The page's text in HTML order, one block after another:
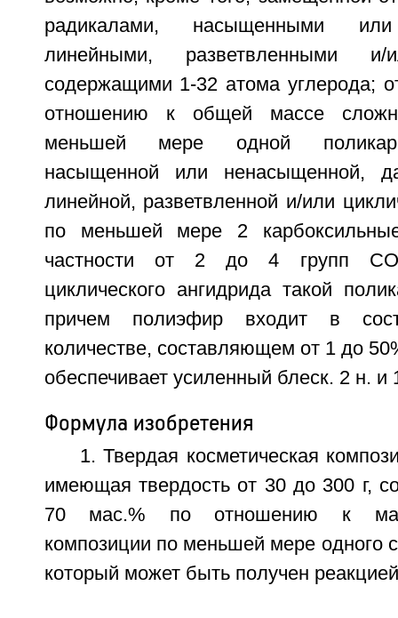
радикалами, насыщенными
линейными, разветвленными и/
содержащими 1-32 атома углерода;
отношению к общей массе
меньшей мере одной
насыщенной или ненасыщенной,
линейной, разветвленной и/или
по меньшей мере 2
частности от 2 до 4 групп
циклического ангидрида такой
причем полиэфир входит в
количестве, составляющем от 1 до
обеспечивает усиленный блеск. 2 н.
Формула изобретения
1. Твердая косметическая
имеющая твердость от 30 до 300 г,
70 мас.% по отношению к
композиции по меньшей мере одного
который может быть получен